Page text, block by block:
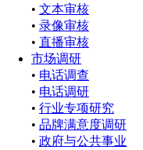
• 文本审核
• 录像审核
• 直播审核
市场调研
• 电话调查
• 电话调研
• 行业专项研究
• 品牌满意度调研
• 政府与公共事业